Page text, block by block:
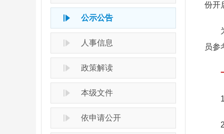
公示公告
人事信息
政策解读
本级文件
依申请公开
份开
为
员参
一
1.
2.